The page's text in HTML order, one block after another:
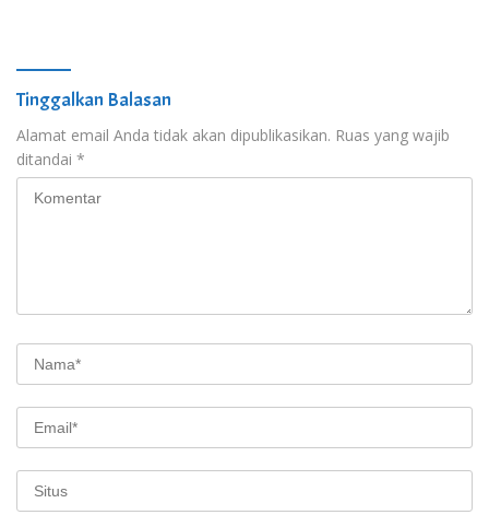
Tinggalkan Balasan
Alamat email Anda tidak akan dipublikasikan. Ruas yang wajib
ditandai *